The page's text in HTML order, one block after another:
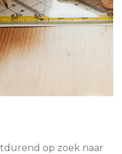
op zoek naar